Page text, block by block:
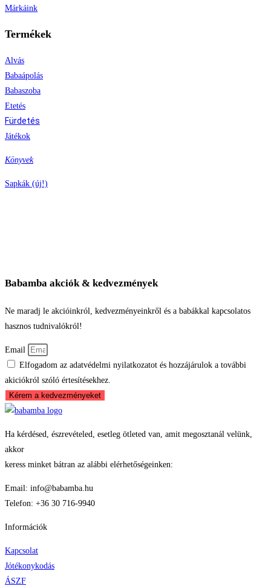
Márkáink
Termékek
Alvás
Babaápolás
Babaszoba
Etetés
Fürdetés
Játékok
Könyvek
Sapkák (új!)
Babamba akciók & kedvezmények
Ne maradj le akcióinkról, kedvezményeinkről és a babákkal kapcsolatos
hasznos tudnivalókról!
Email
Elfogadom az adatvédelmi nyilatkozatot és hozzájárulok a további
akiciókról szóló értesítésekhez.
Kérem a kedvezményeket
Ha kérdésed, észrevételed, esetleg ötleted van, amit megosztanál velünk,
akkor
keress minket bátran az alábbi elérhetőségeinken:
Email: info@babamba.hu
Telefon: +36 30 716-9940
Információk
Kapcsolat
Jótékonykodás
ÁSZF